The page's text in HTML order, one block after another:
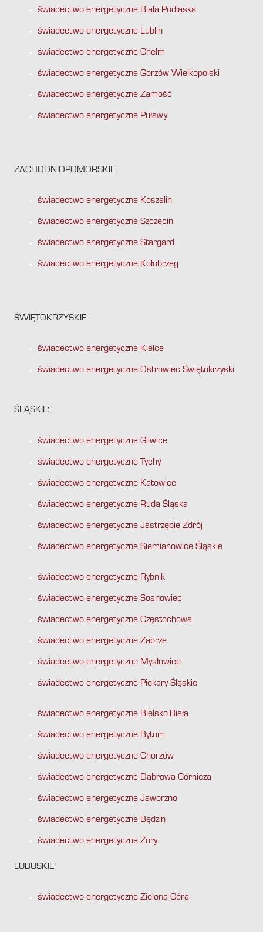
świadectwo energetyczne Biała Podlaska
świadectwo energetyczne Lublin
świadectwo energetyczne Chełm
świadectwo energetyczne Gorzów Wielkopolski
świadectwo energetyczne Zamość
świadectwo energetyczne Puławy
ZACHODNIOPOMORSKIE:
świadectwo energetyczne Koszalin
świadectwo energetyczne Szczecin
świadectwo energetyczne Stargard
świadectwo energetyczne Kołobrzeg
ŚWIĘTOKRZYSKIE:
świadectwo energetyczne Kielce
świadectwo energetyczne Ostrowiec Świętokrzyski
ŚLĄSKIE:
świadectwo energetyczne Gliwice
świadectwo energetyczne Tychy
świadectwo energetyczne Katowice
świadectwo energetyczne Ruda Śląska
świadectwo energetyczne Jastrzębie Zdrój
świadectwo energetyczne Siemianowice Śląskie
świadectwo energetyczne Rybnik
świadectwo energetyczne Sosnowiec
świadectwo energetyczne Częstochowa
świadectwo energetyczne Zabrze
świadectwo energetyczne Mysłowice
świadectwo energetyczne Piekary Śląskie
świadectwo energetyczne Bielsko-Biała
świadectwo energetyczne Bytom
świadectwo energetyczne Chorzów
świadectwo energetyczne Dąbrowa Górnicza
świadectwo energetyczne Jaworzno
świadectwo energetyczne Będzin
świadectwo energetyczne Żory
LUBUSKIE:
świadectwo energetyczne Zielona Góra